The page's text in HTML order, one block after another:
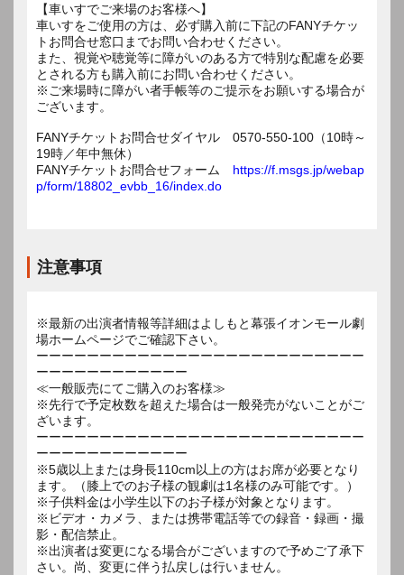
【車いすでご来場のお客様へ】
車いすをご使用の方は、必ず購入前に下記のFANYチケッ
トお問合せ窓口までお問い合わせください。
また、視覚や聴覚等に障がいのある方で特別な配慮を必要
とされる方も購入前にお問い合わせください。
※ご来場時に障がい者手帳等のご提示をお願いする場合が
ございます。
FANYチケットお問合せダイヤル 0570-550-100（10時～
19時／年中無休）
FANYチケットお問合せフォーム https://f.msgs.jp/webap
p/form/18802_evbb_16/index.do
注意事項
※最新の出演者情報等詳細はよしもと幕張イオンモール劇
場ホームページでご確認下さい。
ーーーーーーーーーーーーーーーーーーーーーーーーーー
ーーーーーーーーーーーー
≪一般販売にてご購入のお客様≫
※先行で予定枚数を超えた場合は一般発売がないことがご
ざいます。
ーーーーーーーーーーーーーーーーーーーーーーーーーー
ーーーーーーーーーーーー
※5歳以上または身長110cm以上の方はお席が必要となり
ます。（膝上でのお子様の観劇は1名様のみ可能です。）
※子供料金は小学生以下のお子様が対象となります。
※ビデオ・カメラ、または携帯電話等での録音・録画・撮
影・配信禁止。
※出演者は変更になる場合がございますので予めご了承下
さい。尚、変更に伴う払戻しは行いません。